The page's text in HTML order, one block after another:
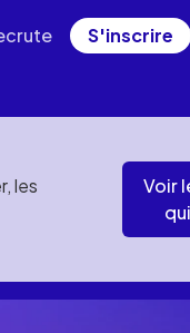
S'inscrire
les
Voir